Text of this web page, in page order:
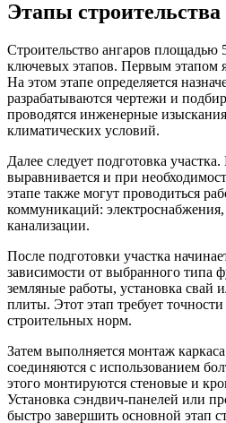
Этапы строительства
Строительство ангаров площадью
ключевых этапов. Первым этапом
На этом этапе определяется
разрабатываются чертежи и
проводятся инженерные
климатических условий.
Далее следует подготовка
выравнивается и при
этапе также могут проводиться
коммуникаций:
канализации.
После подготовки участка
зависимости от выбранного типа
земляные работы, установка свай
плиты. Этот этап требует
строительных норм.
Затем выполняется монтаж
соединяются с использованием
этого монтируются стеновые и
Установка сэндвич-панелей или
быстро завершить основной этап